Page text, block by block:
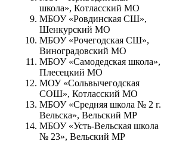
школа», Котласский МО
МБОУ «Ровдинская СШ»,
Шенкурский МО
МБОУ «Рочегодская СШ»,
Виноградовский МО
МБОУ «Самодедская школа»,
Плесецкий МО
МОУ «Сольвычегодская
СОШ», Котласский МО
МБОУ «Средняя школа № 2 г.
Вельска», Вельский МР
МБОУ «Усть-Вельская школа
№ 23», Вельский МР